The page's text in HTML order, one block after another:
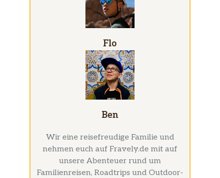
Flo
Ben
Wir eine reisefreudige Familie und
nehmen euch auf Fravely.de mit auf
unsere Abenteuer rund um
Familienreisen, Roadtrips und Outdoor-